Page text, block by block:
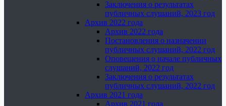
Заключения о результатах
публичных слушаний, 2023 год
Архив 2022 года
Архив 2022 года
Постановления о назначении
публичных слушаний, 2022 год
Оповещения о начале публичных
слушаний, 2022 год
Заключения о результатах
публичных слушаний, 2022 год
Архив 2021 года
Архив 2021 года